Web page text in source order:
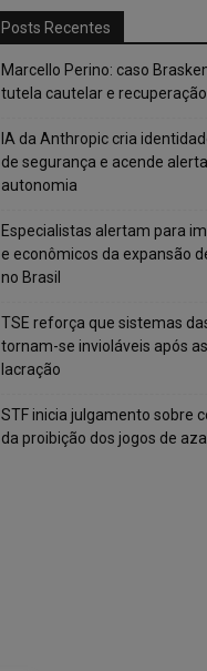
Posts Recentes
Marcello Perino: caso
tutela cautelar e recuperação
IA da Anthropic cria
de segurança e acende
autonomia
Especialistas alertam para
e econômicos da expansão
no Brasil
TSE reforça que sistemas
tornam-se invioláveis após
lacração
STF inicia julgamento sobre
da proibição dos jogos de